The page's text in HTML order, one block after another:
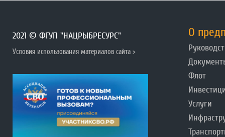
2021 © ФГУП "НАЦРЫБРЕСУРС"
Условия использования материалов сайта >
О
Флот
Услуги